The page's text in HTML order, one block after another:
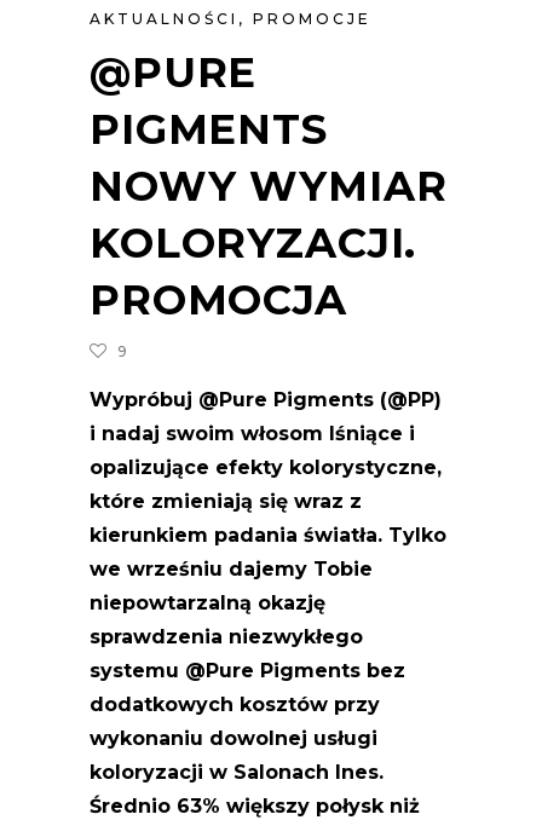
AKTUALNOŚCI , PROMOCJE
@PURE
PIGMENTS
NOWY WYMIAR
KOLORYZACJI.
PROMOCJA
9
Wypróbuj @Pure Pigments (@PP)
i nadaj swoim włosom lśniące i
opalizujące efekty kolorystyczne,
które zmieniają się wraz z
kierunkiem padania światła. Tylko
we wrześniu dajemy Tobie
niepowtarzalną okazję
sprawdzenia niezwykłego
systemu @Pure Pigments bez
dodatkowych kosztów przy
wykonaniu dowolnej usługi
koloryzacji w Salonach Ines.
Średnio 63% większy połysk niż